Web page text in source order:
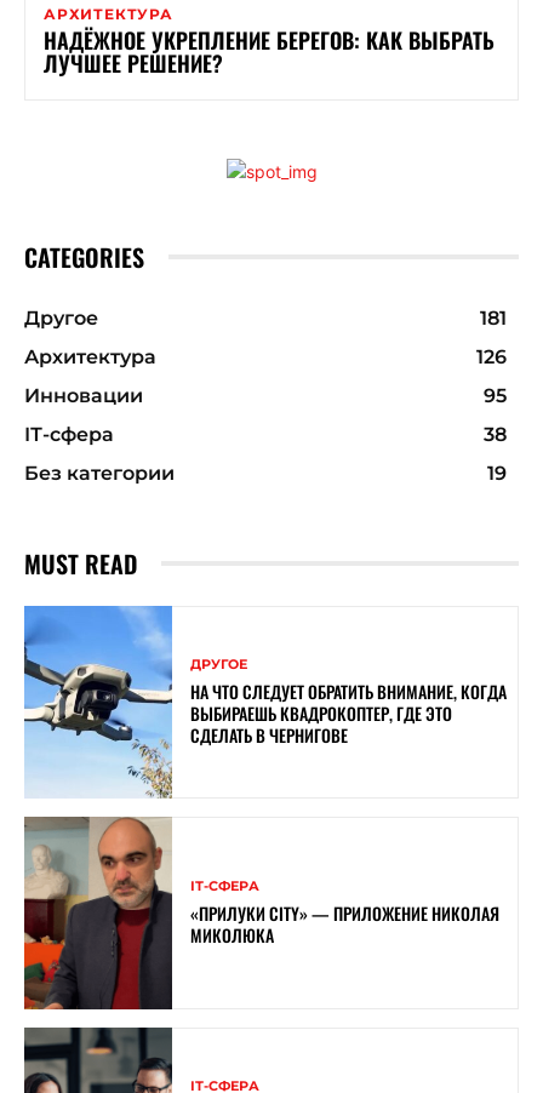
АРХИТЕКТУРА
НАДЁЖНОЕ УКРЕПЛЕНИЕ БЕРЕГОВ: КАК ВЫБРАТЬ
ЛУЧШЕЕ РЕШЕНИЕ?
CATEGORIES
Другое
181
Архитектура
126
Инновации
95
ІТ-сфера
38
Без категории
19
MUST READ
ДРУГОЕ
НА ЧТО СЛЕДУЕТ ОБРАТИТЬ ВНИМАНИЕ, КОГДА
ВЫБИРАЕШЬ КВАДРОКОПТЕР, ГДЕ ЭТО
СДЕЛАТЬ В ЧЕРНИГОВЕ
ІТ-СФЕРА
«ПРИЛУКИ CITY» — ПРИЛОЖЕНИЕ НИКОЛАЯ
МИКОЛЮКА
ІТ-СФЕРА